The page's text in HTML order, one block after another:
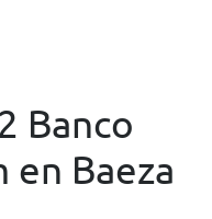
Banco
Baeza